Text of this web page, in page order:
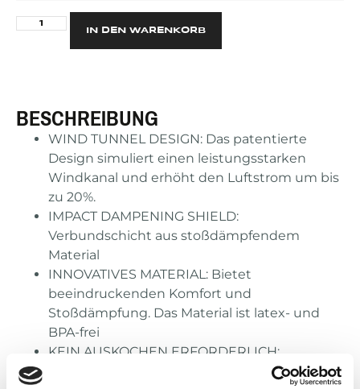
IN DEN WARENKORB
BESCHREIBUNG
WIND TUNNEL DESIGN: Das patentierte
Design simuliert einen leistungsstarken
Windkanal und erhöht den Luftstrom um bis
zu 20%.
IMPACT DAMPENING SHIELD:
Verbundschicht aus stoßdämpfendem
Material
INNOVATIVES MATERIAL: Bietet
beeindruckenden Komfort und
Stoßdämpfung. Das Material ist latex- und
BPA-frei
KEIN AUSKOCHEN ERFORDERLICH:
Ermöglicht dem Athleten eine sofortige